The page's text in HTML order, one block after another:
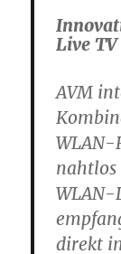
Live
AVM
WLAN-
nahtlos
WLAN-
direkt